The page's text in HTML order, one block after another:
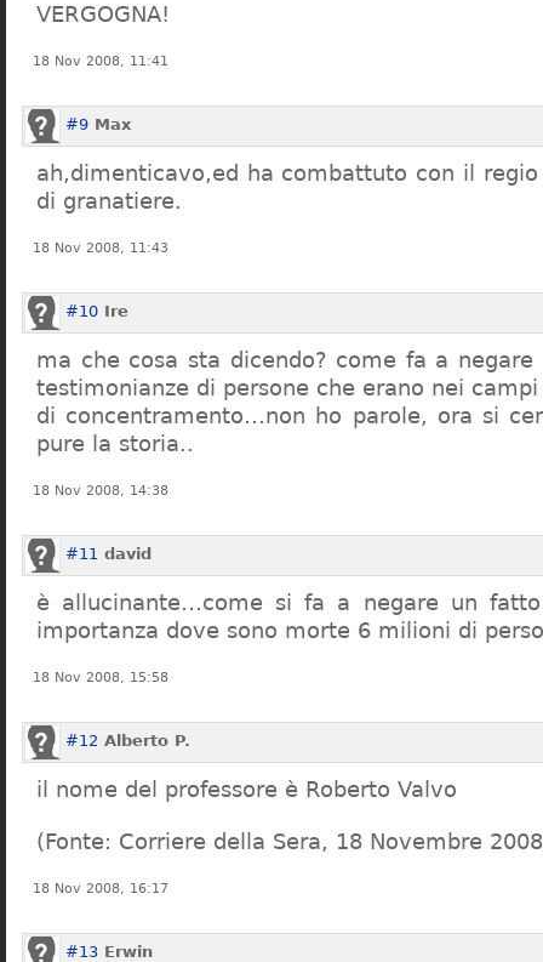
VERGOGNA!
18 Nov 2008, 11:41
#9 Max
ah,dimenticavo,ed ha combattuto con il
di granatiere.
18 Nov 2008, 11:43
#10 Ire
ma che cosa sta dicendo? come fa a
testimonianze di persone che erano nei campi
di concentramento…non ho parole, ora si
pure la storia..
18 Nov 2008, 14:38
#11 david
è allucinante…come si fa a negare un
importanza dove sono morte 6 milioni di
18 Nov 2008, 15:58
#12 Alberto P.
il nome del professore è Roberto Valvo
(Fonte: Corriere della Sera, 18 Novembre
18 Nov 2008, 16:17
#13 Erwin